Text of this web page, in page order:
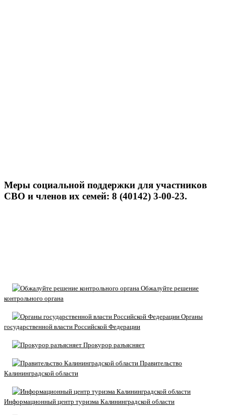
Меры социальной поддержки для участников
СВО и членов их семей: 8 (40142) 3-00-23.
Обжалуйте решение
контрольного органа
Органы
государственной власти Российской Федерации
Прокурор разъясняет
Правительство
Калининградской области
Информационный центр туризма Калининградской области